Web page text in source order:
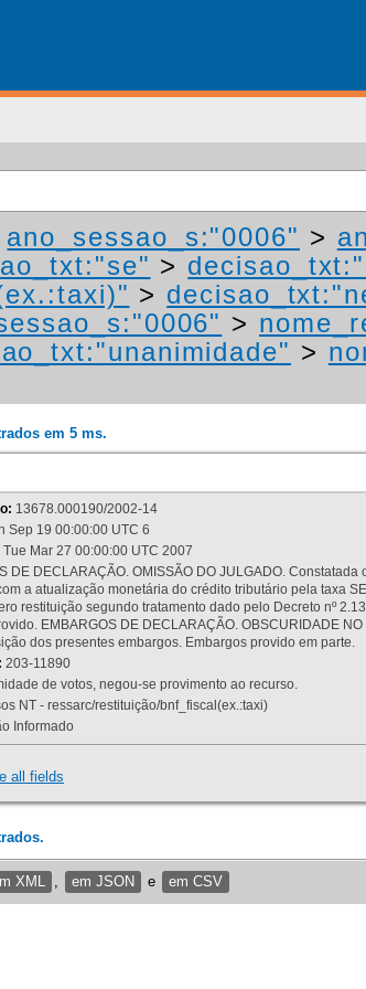
ano_sessao_s:"0006" >
>
>
>
>
em 5 ms.
13678.000190/2002-14
Sep 19 00:00:00 UTC 6
Tue Mar 27 00:00:00 UTC 2007
DE DECLARAÇÃO. OMISSÃO DO JULGADO.
a atualização monetária do crédito tributário pela taxa
restituição segundo tratamento dado pelo Decreto nº
EMBARGOS DE DECLARAÇÃO. OBSCURIDADE
dos presentes embargos. Embargos provido em parte.
203-11890
de votos, negou-se provimento ao recurso.
NT - ressarc/restituição/bnf_fiscal(ex.:taxi)
Informado
all fields
XML em JSON e em CSV